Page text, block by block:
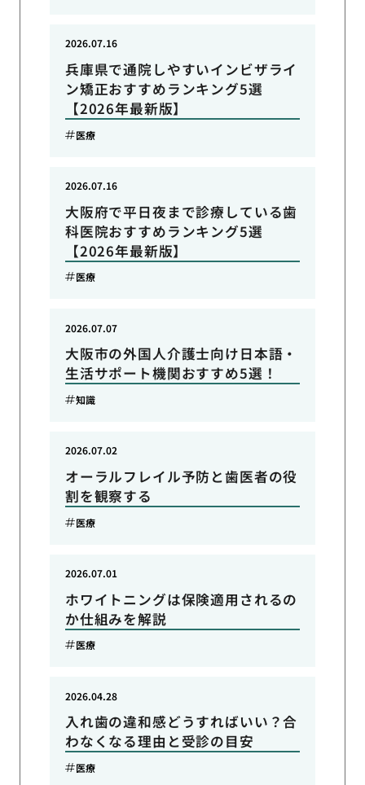
兵庫県で通院しやすいインビザライ
ン矯正おすすめランキング5選
【2026年最新版】
2026.07.16
医療
大阪府で平日夜まで診療している歯
科医院おすすめランキング5選
【2026年最新版】
2026.07.16
医療
大阪市の外国人介護士向け日本語・
生活サポート機関おすすめ5選！
2026.07.07
知識
オーラルフレイル予防と歯医者の役
割を観察する
2026.07.02
医療
ホワイトニングは保険適用されるの
か仕組みを解説
2026.07.01
医療
入れ歯の違和感どうすればいい？合
わなくなる理由と受診の目安
2026.04.28
医療